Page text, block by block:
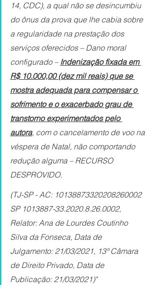
14, CDC), a qual não se desincumbiu
do ônus da prova que lhe cabia sobre
a regularidade na prestação dos
serviços oferecidos – Dano moral
configurado – Indenização fixada em
R$ 10.000,00 (dez mil reais) que se
mostra adequada para compensar o
sofrimento e o exacerbado grau de
transtorno experimentados pelo
autora, com o cancelamento de voo na
véspera de Natal, não comportando
redução alguma – RECURSO
DESPROVIDO.
(TJ-SP - AC: 10138873320208260002
SP 1013887-33.2020.8.26.0002,
Relator: Ana de Lourdes Coutinho
Silva da Fonseca, Data de
Julgamento: 21/03/2021, 13ª Câmara
de Direito Privado, Data de
Publicação: 21/03/2021)"